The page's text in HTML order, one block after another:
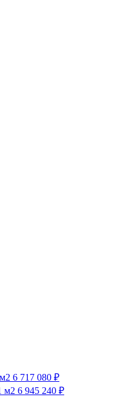
6 717 080 ₽
м2 6 945 240 ₽